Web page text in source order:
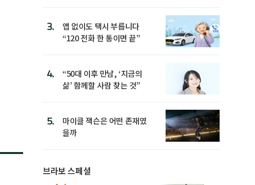
3.
앱 없이도 택시 부릅니다
“120 전화 한 통이면 끝”
4.
“50대 이후 만남, ‘지금의
삶’ 함께할 사람 찾는 것”
5.
마이클 잭슨은 어떤 존재였
을까
브라보 스페셜